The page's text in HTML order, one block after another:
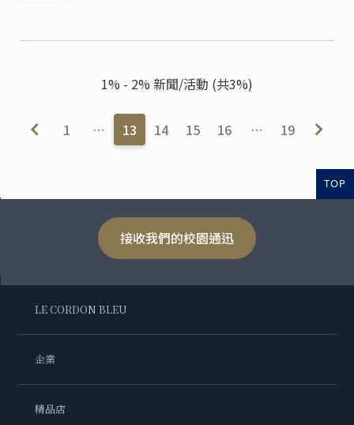
1% - 2% 新聞/活動 (共3%)
1 … 13 14 15 16 … 19
TOP
接收我們的校園通迅
LE CORDON BLEU
企業
精品店